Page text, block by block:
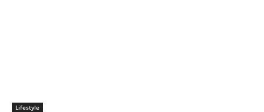
Lifestyle